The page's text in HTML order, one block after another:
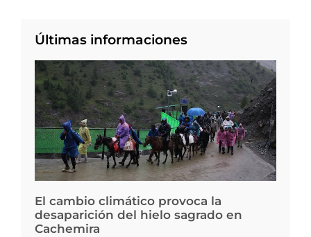
Últimas informaciones
El cambio climático provoca la
desaparición del hielo sagrado en
Cachemira